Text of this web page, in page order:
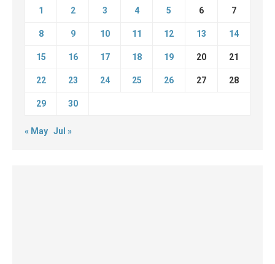
1 2 3 4 5 6 7
8 9 10 11 12 13 14
15 16 17 18 19 20 21
22 23 24 25 26 27 28
29 30
« May Jul »